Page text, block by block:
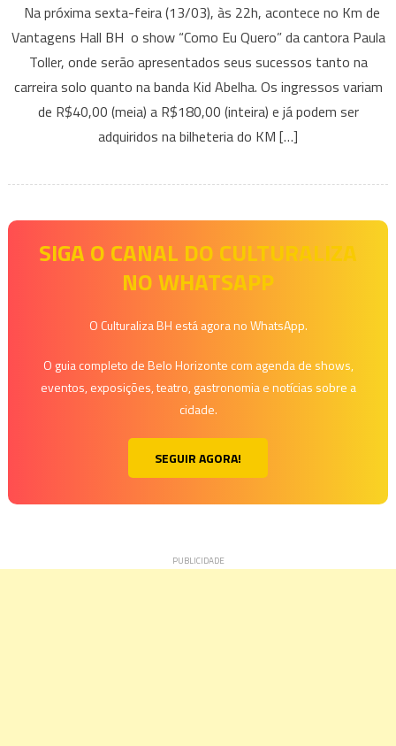
Toller
Apresenta
seu
Show
Como
Eu
Na próxima sexta-feira (13/03), às 22h, acontece no Km de
Vantagens Hall BH o show “Como Eu Quero” da cantora Paula
Toller, onde serão apresentados seus sucessos tanto na
carreira solo quanto na banda Kid Abelha. Os ingressos variam
de R$40,00 (meia) a R$180,00 (inteira) e já podem ser
adquiridos na bilheteria do KM […]
SIGA O CANAL DO CULTURALIZA
NO WHATSAPP
O Culturaliza BH está agora no WhatsApp.
O guia completo de Belo Horizonte com agenda de shows,
eventos, exposições, teatro, gastronomia e notícias sobre a
cidade.
SEGUIR AGORA!